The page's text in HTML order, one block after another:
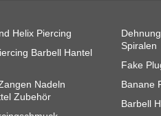
Helix Piercing
Barbell Hantel
Nadeln
Zubehör
Spiralen
Fake
Banane
Barbell